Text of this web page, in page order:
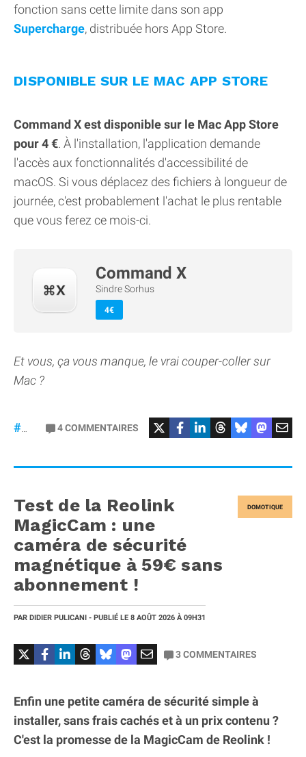
fonction sans cette limite dans son app
Supercharge, distribuée hors App Store.
DISPONIBLE SUR LE MAC APP STORE
Command X est disponible sur le Mac App Store
pour 4 €. À l'installation, l'application demande
l'accès aux fonctionnalités d'accessibilité de
macOS. Si vous déplacez des fichiers à longueur de
journée, c'est probablement l'achat le plus rentable
que vous ferez ce mois-ci.
Command X
Sindre Sorhus
4€
Et vous, ça vous manque, le vrai couper-coller sur
Mac ?
#macOS 4COMMENTAIRES
DOMOTIQUE
Test de la Reolink
MagicCam : une
caméra de sécurité
magnétique à 59€ sans
abonnement !
PAR DIDIER PULICANI - PUBLIÉ LE 8 AOÛT 2026 À 09H31
3COMMENTAIRES
Enfin une petite caméra de sécurité simple à
installer, sans frais cachés et à un prix contenu ?
C'est la promesse de la MagicCam de Reolink !